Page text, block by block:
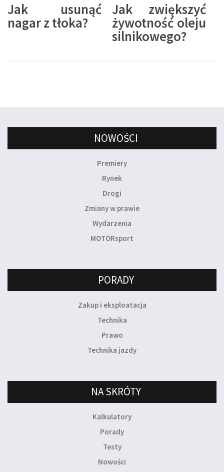
Jak usunąć
nagar z tłoka?
Jak zwiększyć
żywotność oleju
silnikowego?
NOWOŚCI
Premiery
Rynek
Drogi
Zmiany w prawie
Wydarzenia
MOTORsport
PORADY
Zakup i eksploatacja
Technika
Prawo
Technika jazdy
NA SKRÓTY
Kalkulatory
Porady
Testy
Nowości